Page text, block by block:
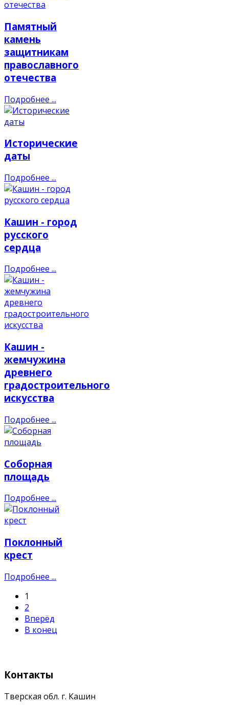
Памятный
камень
защитникам
православного
отечества
Подробнее ...
Исторические
даты
Подробнее ...
Кашин - город
русского
сердца
Подробнее ...
Кашин -
жемчужина
древнего
градостроительного
искусства
Подробнее ...
Соборная
площадь
Подробнее ...
Поклонный
крест
Подробнее ...
1
2
Вперёд
В конец
Контакты
Тверская обл. г. Кашин